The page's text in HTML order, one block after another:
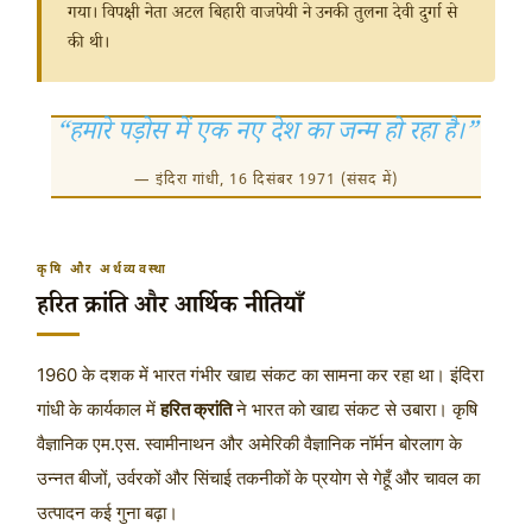
गया। विपक्षी नेता अटल बिहारी वाजपेयी ने उनकी तुलना देवी दुर्गा से
की थी।
“हमारे पड़ोस में एक नए देश का जन्म हो रहा है।”
— इंदिरा गांधी, 16 दिसंबर 1971 (संसद में)
कृषि और अर्थव्यवस्था
हरित क्रांति और आर्थिक नीतियाँ
1960 के दशक में भारत गंभीर खाद्य संकट का सामना कर रहा था। इंदिरा
गांधी के कार्यकाल मेंहरित क्रांतिने भारत को खाद्य संकट से उबारा। कृषि
वैज्ञानिक एम.एस. स्वामीनाथन और अमेरिकी वैज्ञानिक नॉर्मन बोरलाग के
उन्नत बीजों, उर्वरकों और सिंचाई तकनीकों के प्रयोग से गेहूँ और चावल का
उत्पादन कई गुना बढ़ा।